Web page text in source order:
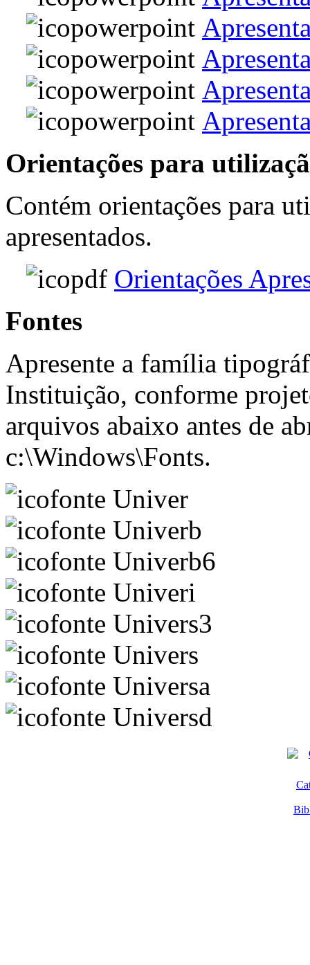
Orientações para
Contém orientações para
apresentados.
Orientações
Fontes
Apresente a família
Instituição, conforme
arquivos abaixo antes de
c:\Windows\Fonts.
Univer
Univerb
Univerb6
Univeri
Univers3
Univers
Universa
Universd